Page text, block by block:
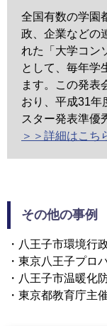
全国有数の学園
政、企業などの
れた「大学コン
として、毎年学
ます。この発表
おり、平成31年
スター発表準優
＞＞詳細はこち
その他の事例
・八王子市環境行
・東京八王子プロ
・八王子市温暖化
・東京都教育庁主